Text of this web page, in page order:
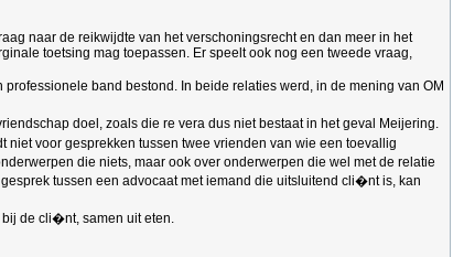
naar de reikwijdte van het verschoningsrecht en dan meer in het
toetsing mag toepassen. Er speelt ook nog een tweede vraag,
band bestond. In beide relaties werd, in de mening van OM
doel, zoals die re vera dus niet bestaat in het geval Meijering.
niet voor gesprekken tussen twee vrienden van wie een toevallig
die niets, maar ook over onderwerpen die wel met de relatie
tussen een advocaat met iemand die uitsluitend cli�nt is, kan
bij de cli�nt, samen uit eten.